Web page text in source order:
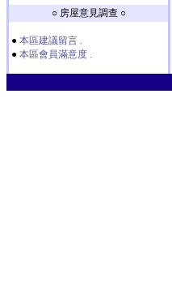
○ 房屋意見調查 ○
● 本區建議留言 .
● 本區會員滿意度 .